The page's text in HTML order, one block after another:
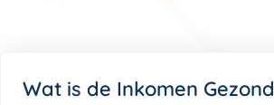
Wat is de Inkomen Gezond